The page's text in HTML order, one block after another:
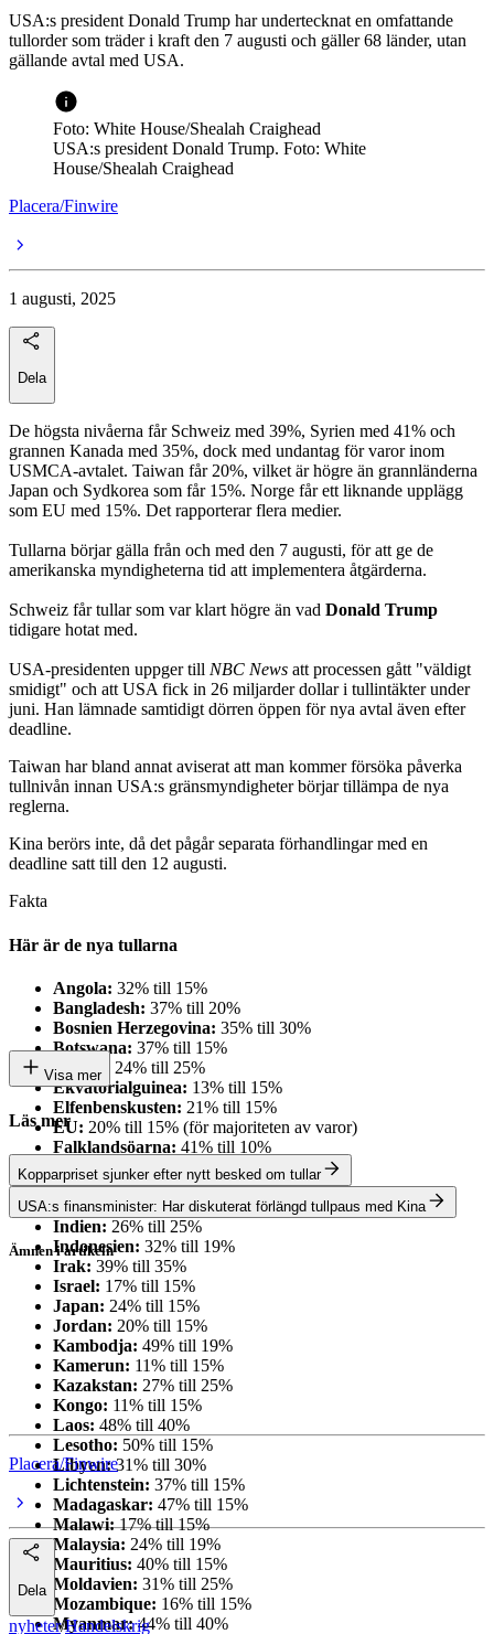
USA:s president Donald Trump har undertecknat en omfattande
tullorder som träder i kraft den 7 augusti och gäller 68 länder, utan
gällande avtal med USA.
Foto: White House/Shealah Craighead
USA:s president Donald Trump. Foto: White
House/Shealah Craighead
Placera/Finwire
1 augusti, 2025
Dela
De högsta nivåerna får Schweiz med 39%, Syrien med 41% och
grannen Kanada med 35%, dock med undantag för varor inom
USMCA-avtalet. Taiwan får 20%, vilket är högre än grannländerna
Japan och Sydkorea som får 15%. Norge får ett liknande upplägg
som EU med 15%. Det rapporterar flera medier.
Tullarna börjar gälla från och med den 7 augusti, för att ge de
amerikanska myndigheterna tid att implementera åtgärderna.
Schweiz får tullar som var klart högre än vad Donald Trump
tidigare hotat med.
USA-presidenten uppger till NBC News att processen gått "väldigt
smidigt" och att USA fick in 26 miljarder dollar i tullintäkter under
juni. Han lämnade samtidigt dörren öppen för nya avtal även efter
deadline.
Taiwan har bland annat aviserat att man kommer försöka påverka
tullnivån innan USA:s gränsmyndigheter börjar tillämpa de nya
reglerna.
Kina berörs inte, då det pågår separata förhandlingar med en
deadline satt till den 12 augusti.
Fakta
Här är de nya tullarna
Angola: 32% till 15%
Bangladesh: 37% till 20%
Bosnien Herzegovina: 35% till 30%
Botswana: 37% till 15%
Brunei:
24% till 25%
Ekvatorialguinea: 13% till 15%
Elfenbenskusten: 21% till 15%
EU: 20% till 15% (för majoriteten av varor)
Falklandsöarna: 41% till 10%
Fiji:
32% till 15%
Filippinerna:17% till 19%
Guyana:38% till 15%
Indien: 26% till 25%
Indonesien: 32% till 19%
Irak: 39% till 35%
Israel: 17% till 15%
Japan: 24% till 15%
Jordan: 20% till 15%
Kambodja: 49% till 19%
Kamerun: 11% till 15%
Kazakstan: 27% till 25%
Kongo: 11% till 15%
Laos: 48% till 40%
Lesotho: 50% till 15%
Libyen:31% till 30%
Lichtenstein: 37% till 15%
Madagaskar: 47% till 15%
Malawi:17% till 15%
Malaysia: 24% till 19%
Mauritius: 40% till 15%
Moldavien: 31% till 25%
Mozambique: 16% till 15%
Myanmar:44% till 40%
Visa mer
Läs mer
Kopparpriset sjunker efter nytt besked om tullar
USA:s finansminister: Har diskuterat förlängd tullpaus med Kina
Ämnen i artikeln
Handelskrig
Donald Trump
Kanada
USA
Placera/Finwire
Dela
nyheter/Handelskrig